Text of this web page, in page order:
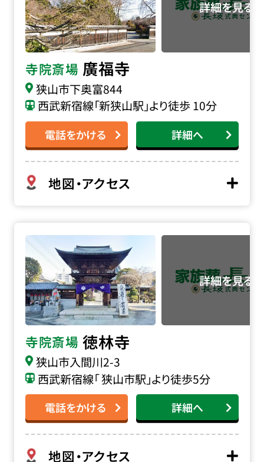
寺院斎場 廣福寺
狭山市下奥富844
西武新宿線「新狭山駅」より徒歩 10分
電話をかける 詳細へ
地図・アクセス
寺院斎場 徳林寺
狭山市入間川2-3
西武新宿線「 狭山市駅」より徒歩5分
電話をかける 詳細へ
地図・アクセス
徳林寺の詳細へ